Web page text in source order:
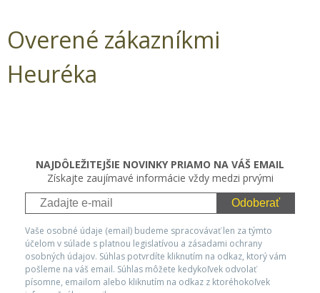
Overené zákazníkmi
Heuréka
NAJDÔLEŽITEJŠIE NOVINKY PRIAMO NA VÁŠ EMAIL
Získajte zaujímavé informácie vždy medzi prvými
Odoberať
Vaše osobné údaje (email) budeme spracovávať len za týmto
účelom v súlade s platnou legislatívou a zásadami ochrany
osobných údajov. Súhlas potvrdíte kliknutím na odkaz, ktorý vám
pošleme na váš email. Súhlas môžete kedykoľvek odvolať
písomne, emailom alebo kliknutím na odkaz z ktoréhokoľvek